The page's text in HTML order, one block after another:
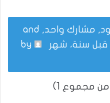
This topic has 0 ردود, مشارك واحد, and
قبل سنة، شهر
مجموع 1)